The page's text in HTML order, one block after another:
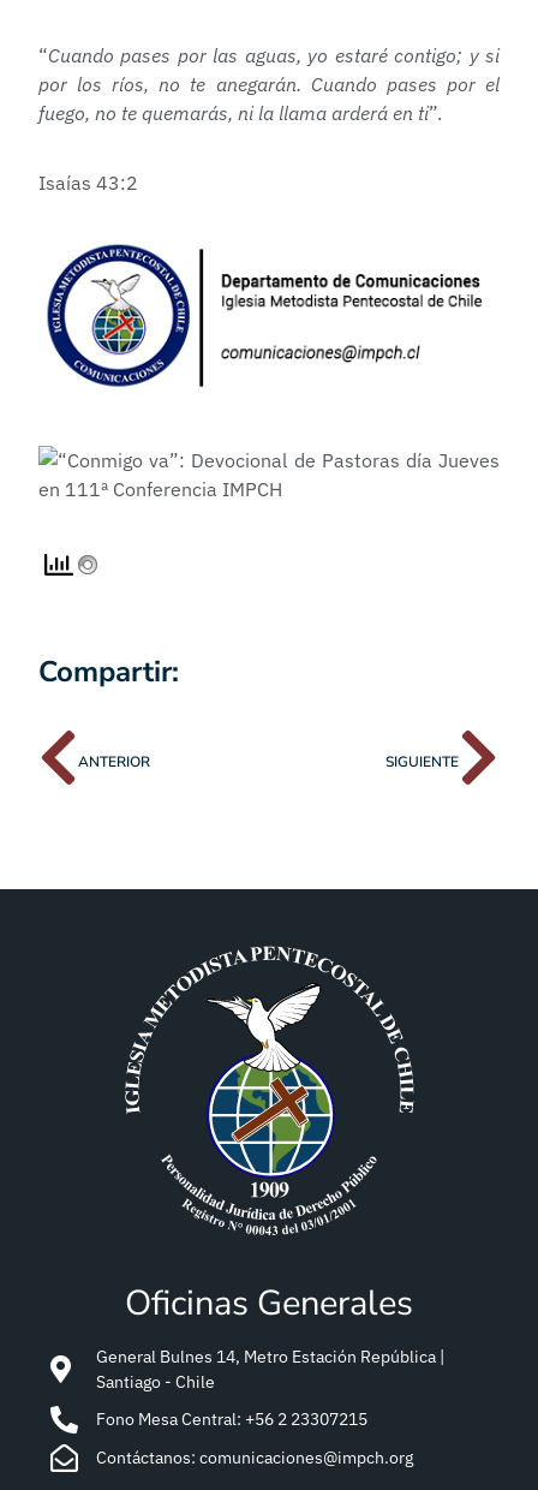
“Cuando pases por las aguas, yo estaré contigo; y si
por los ríos, no te anegarán. Cuando pases por el
fuego, no te quemarás, ni la llama arderá en ti”.
Isaías 43:2
Compartir:
ANTERIOR SIGUIENTE
Oficinas Generales
General Bulnes 14, Metro Estación República |
Santiago - Chile
Fono Mesa Central: +56 2 23307215
Contáctanos: comunicaciones@impch.org